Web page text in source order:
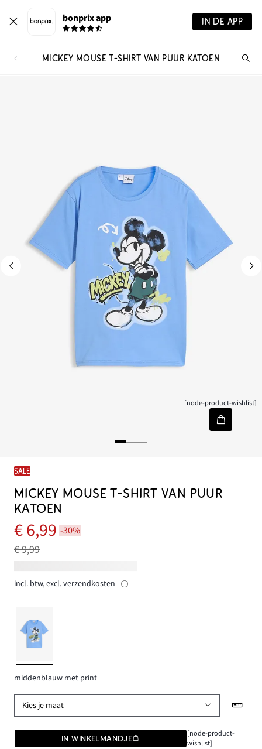
bonprix app IN DE APP
MICKEY MOUSE T-SHIRT VAN PUUR KATOEN
[node-product-wishlist]
SALE
MICKEY MOUSE T-SHIRT VAN PUUR
KATOEN
€ 6,99 -30%
€ 9,99
incl. btw, excl.verzendkosten
middenblauw met print
Kies je maat
IN WINKELMANDJE
[node-product-
wishlist]